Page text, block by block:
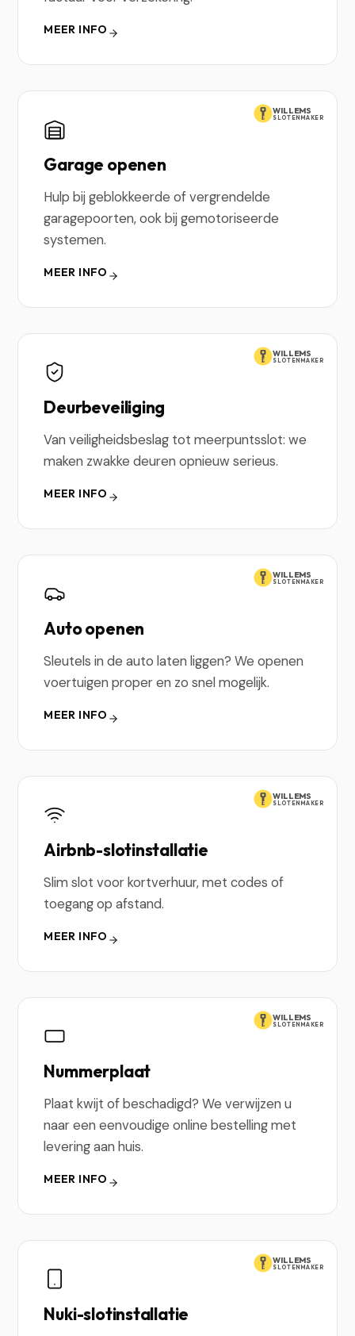
MEER INFO
WILLEMS
SLOTENMAKER
Garage openen
Hulp bij geblokkeerde of vergrendelde
garagepoorten, ook bij gemotoriseerde
systemen.
MEER INFO
WILLEMS
SLOTENMAKER
Deurbeveiliging
Van veiligheidsbeslag tot meerpuntsslot: we
maken zwakke deuren opnieuw serieus.
MEER INFO
WILLEMS
SLOTENMAKER
Auto openen
Sleutels in de auto laten liggen? We openen
voertuigen proper en zo snel mogelijk.
MEER INFO
WILLEMS
SLOTENMAKER
Airbnb-slotinstallatie
Slim slot voor kortverhuur, met codes of
toegang op afstand.
MEER INFO
WILLEMS
SLOTENMAKER
Nummerplaat
Plaat kwijt of beschadigd? We verwijzen u
naar een eenvoudige online bestelling met
levering aan huis.
MEER INFO
WILLEMS
SLOTENMAKER
Nuki-slotinstallatie